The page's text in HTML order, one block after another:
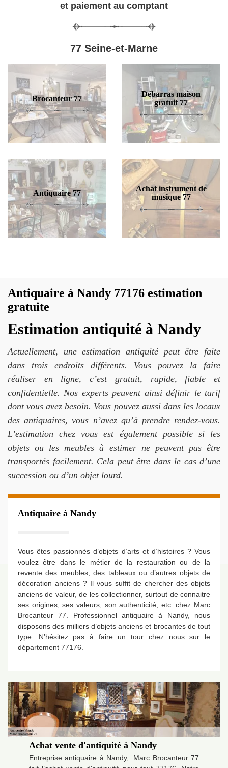
et paiement au comptant
77 Seine-et-Marne
Brocanteur 77
Débarras maison
gratuit 77
Antiquaire 77
Achat instrument de
musique 77
Antiquaire à Nandy 77176 estimation
gratuite
Estimation antiquité à Nandy
Actuellement, une estimation antiquité peut être faite
dans trois endroits différents. Vous pouvez la faire
réaliser en ligne, c’est gratuit, rapide, fiable et
confidentielle. Nos experts peuvent ainsi définir le tarif
dont vous avez besoin. Vous pouvez aussi dans les locaux
des antiquaires, vous n’avez qu’à prendre rendez-vous.
L’estimation chez vous est également possible si les
objets ou les meubles à estimer ne peuvent pas être
transportés facilement. Cela peut être dans le cas d’une
succession ou d’un objet lourd.
Antiquaire à Nandy
Vous êtes passionnés d’objets d’arts et d’histoires ? Vous
voulez être dans le métier de la restauration ou de la
revente des meubles, des tableaux ou d’autres objets de
décoration anciens ? Il vous suffit de chercher des objets
anciens de valeur, de les collectionner, surtout de connaitre
ses origines, ses valeurs, son authenticité, etc. chez Marc
Brocanteur 77. Professionnel antiquaire à Nandy, nous
disposons des milliers d’objets anciens et brocantes de tout
type. N’hésitez pas à faire un tour chez nous sur le
département 77176.
Achat vente d'antiquité à Nandy
Entreprise antiquaire à Nandy, :Marc Brocanteur 77